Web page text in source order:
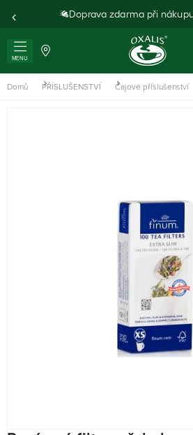
Doprava zdarma při
MENU
Domů PŘÍSLUŠENSTVÍ Čajové příslušenství